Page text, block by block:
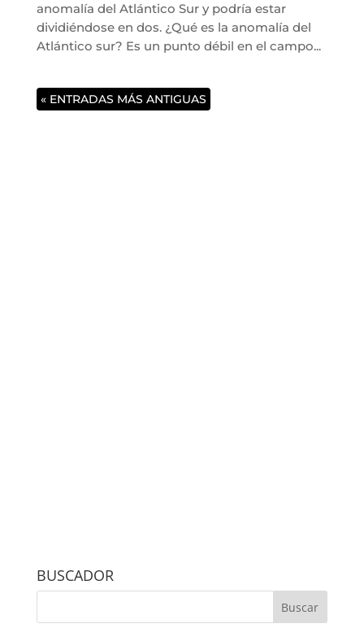
anomalía del Atlántico Sur y podría estar
dividiéndose en dos. ¿Qué es la anomalía del
Atlántico sur? Es un punto débil en el campo...
« ENTRADAS MÁS ANTIGUAS
BUSCADOR